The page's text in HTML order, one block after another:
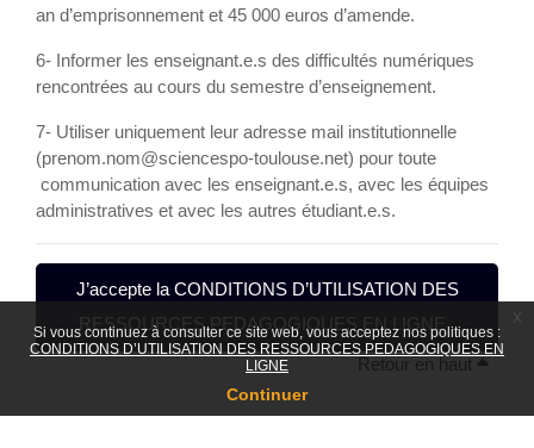
Si vous continuez à consulter ce site web, vous acceptez nos politiques :
CONDITIONS D’UTILISATION DES RESSOURCES PEDAGOGIQUES EN
LIGNE
Continuer
an d’emprisonnement et 45 000 euros d’amende.
6- Informer les enseignant.e.s des difficultés numériques
rencontrées au cours du semestre d’enseignement.
7- Utiliser uniquement leur adresse mail institutionnelle
(prenom.nom@sciencespo-toulouse.net) pour toute
communication avec les enseignant.e.s, avec les équipes
administratives et avec les autres étudiant.e.s.
J’accepte la CONDITIONS D’UTILISATION DES
RESSOURCES PEDAGOGIQUES EN LIGNE .
Retour en haut